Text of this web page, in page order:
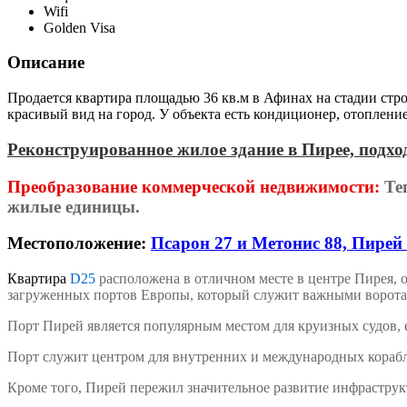
Wifi
Golden Visa
Описание
Продается квартира площадью 36 кв.м в Афинах на стадии
красивый вид на город. У объекта есть кондиционер,
Реконструированное жилое здание в Пирее,
Преобразование коммерческой недвижимости:
жилые единицы.
Местоположение: Псарон 27 и Метонис 88,
Квартира D25 расположена в отличном месте в центре
загруженных портов Европы, который служит важными
Порт Пирей является популярным местом для круизных
Порт служит центром для внутренних и международных
Кроме того, Пирей пережил значительное развитие